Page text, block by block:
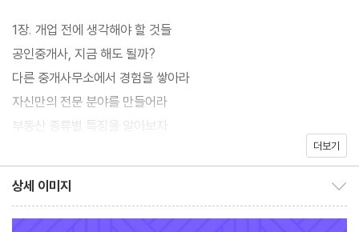
이제 막 공인중개사 자격증을 취득한 사람, 개업을 준비 중인 사람,
어떻게 영업해야 할지 막막한 사람 등 중개업에 종사하거나 관심 있
는 사람이라면 꼭 읽어볼 만하다. 업계 관계자가 “이런 것까지 다 알
려줘도 돼요?”라며 우려를 표했을 정도다. 공인중개사뿐 아니라 모
든 업종의 영업자에게도 유용하다. 이 책을 읽고 성공적인 공인중개
“저처럼만 하면 절대 망하지 않습니다!”
1장. 개업 전에 생각해야 할 것들
공인중개사, 지금 해도 될까?
다른 중개사무소에서 경험을 쌓아라
자신만의 전문 분야를 만들어라
부동산 종류별 특징을 알아보자
2장. 개업을 결심했다면 반드시 고민해볼 것들
사무소 이름은 어떻게 지을까?
더보기
상세 이미지